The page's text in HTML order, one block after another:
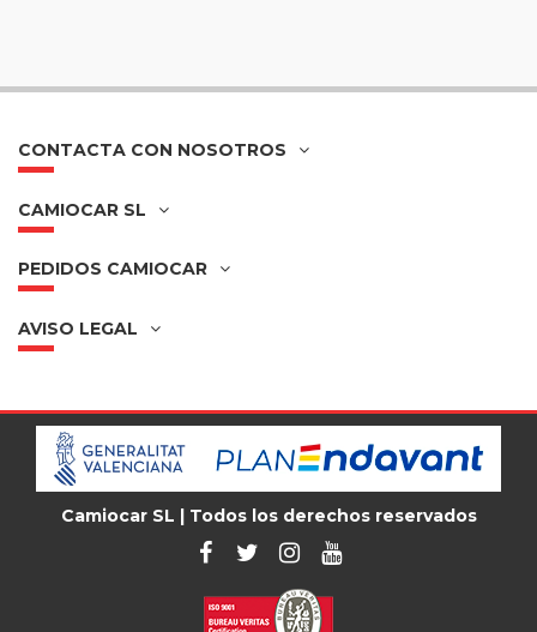
CONTACTA CON NOSOTROS
CAMIOCAR SL
PEDIDOS CAMIOCAR
AVISO LEGAL
Camiocar SL | Todos los derechos reservados